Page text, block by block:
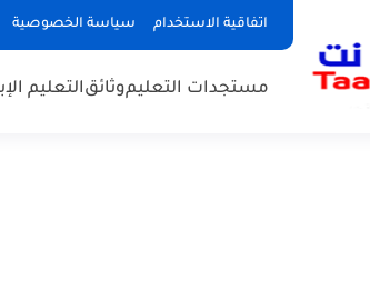
اتفاقية الاستخدام سياسة الخصوصية
مستجدات التعليموثائقالتعليم